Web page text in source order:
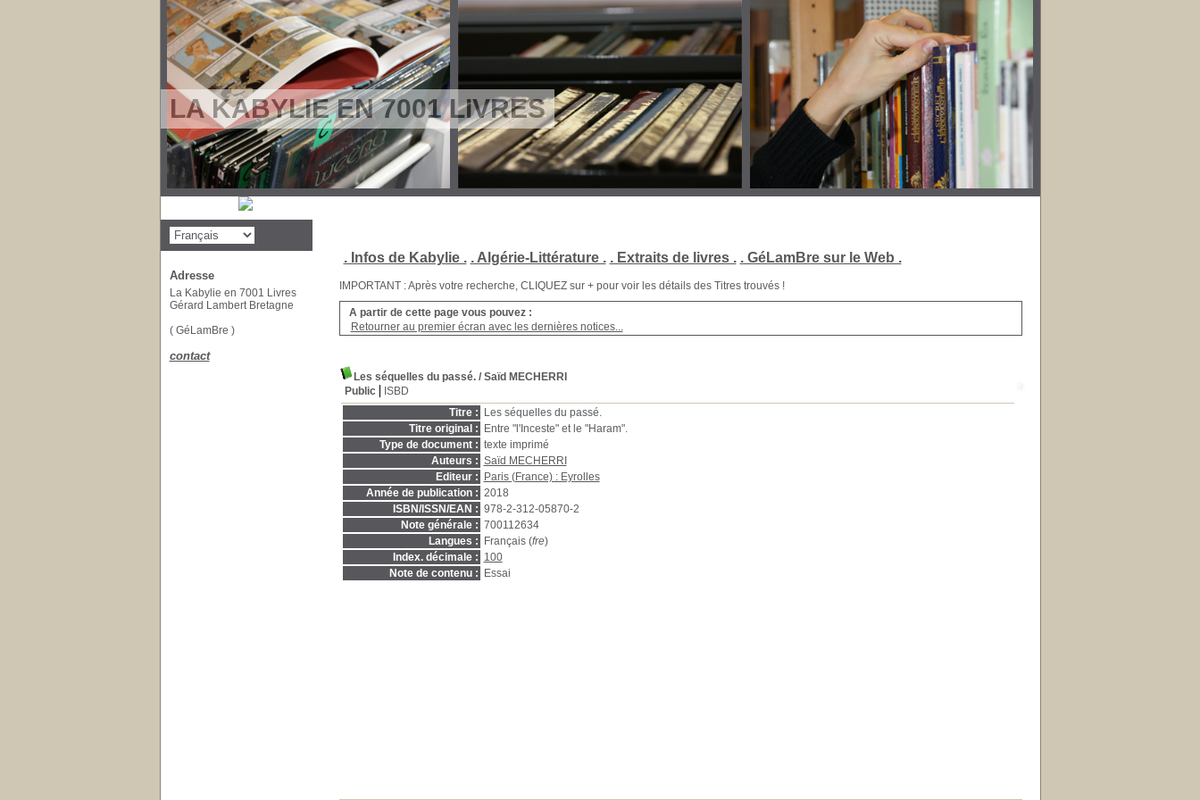
LA KABYLIE EN 7001 LIVRES
. Infos de Kabylie . . Algérie-Littérature . . Extraits de livres . . GéLamBre sur le Web .
IMPORTANT : Après votre recherche, CLIQUEZ sur + pour voir les détails des Titres trouvés !
A partir de cette page vous pouvez :
Retourner au premier écran avec les dernières notices...
Les séquelles du passé./ Saïd MECHERRI
Public
ISBD
Titre :
Les séquelles du passé.
Titre original :
Entre "l'Inceste" et le "Haram".
Type de document : texte imprimé
Auteurs : Saïd MECHERRI
Editeur :
Paris (France) : Eyrolles
Année de publication : 2018
ISBN/ISSN/EAN : 978-2-312-05870-2
Note générale : 700112634
Langues :
Français (fre)
Index. décimale : 100
Note de contenu :
Essai
Adresse
La Kabylie en 7001 Livres
Gérard Lambert Bretagne
( GéLamBre )
contact